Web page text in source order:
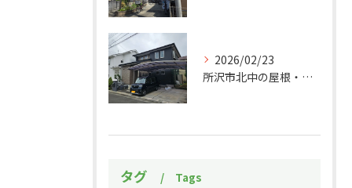
2026/02/23
所沢市北中の屋根・外壁塗装工事施工事例
タグ Tags